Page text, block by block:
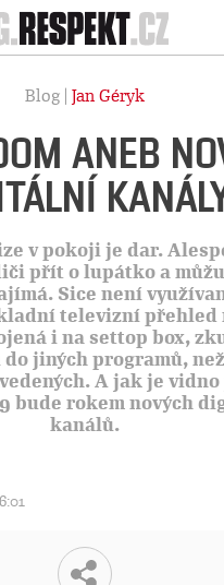
Respekt
Blog | Jan Géryk
ANEB
v pokoji je dar.
přít o lupátko a
Sice není
televizní přehled
i na settop box,
jiných programů,
A jak je
bude rokem nových
kanálů.